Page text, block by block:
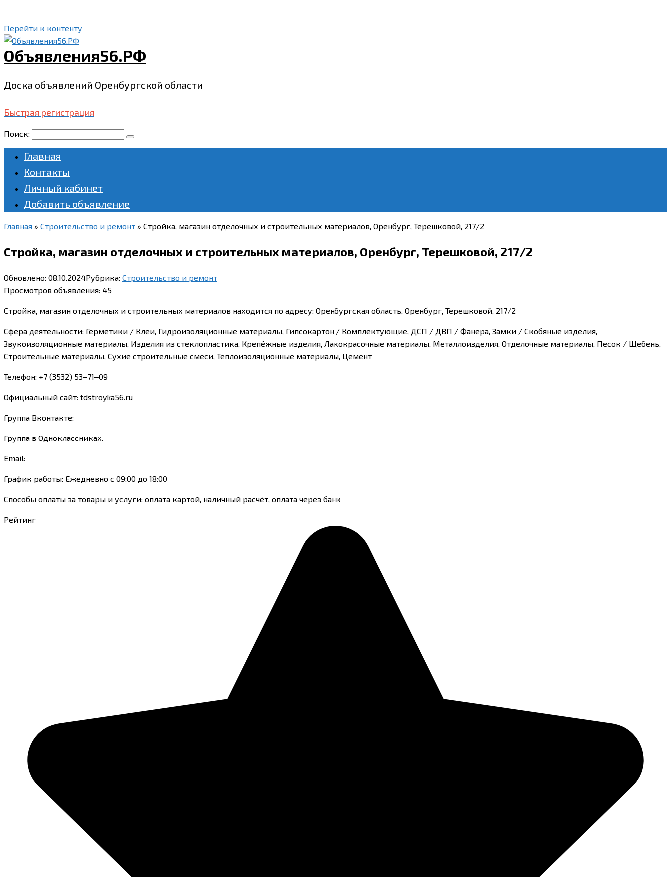
Перейти к контенту
Объявления56.РФ
Доска объявлений Оренбургской области
Быстрая регистрация
Поиск:
Главная
Контакты
Личный кабинет
Добавить объявление
Главная » Строительство и ремонт » Стройка, магазин отделочных и строительных материалов, Оренбург, Терешковой, 217/2
Стройка, магазин отделочных и строительных материалов, Оренбург, Терешковой, 217/2
Обновлено: 08.10.2024Рубрика: Строительство и ремонт
Просмотров объявления: 45
Стройка, магазин отделочных и строительных материалов находится по адресу: Оренбургская область, Оренбург, Терешковой, 217/2
Сфера деятельности: Герметики / Клеи, Гидроизоляционные материалы, Гипсокартон / Комплектующие, ДСП / ДВП / Фанера, Замки / Скобяные изделия,
Звукоизоляционные материалы, Изделия из стеклопластика, Крепёжные изделия, Лакокрасочные материалы, Металлоизделия, Отделочные материалы, Песок / Щебень,
Строительные материалы, Сухие строительные смеси, Теплоизоляционные материалы, Цемент
Телефон: +7 (3532) 53‒71‒09
Официальный сайт: tdstroyka56.ru
Группа Вконтакте:
Группа в Одноклассниках:
Email:
График работы: Ежедневно с 09:00 до 18:00
Способы оплаты за товары и услуги: оплата картой, наличный расчёт, оплата через банк
Рейтинг